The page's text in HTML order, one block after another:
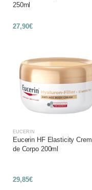
250ml
27,90€
EUCERIN
Eucerin HF Elasticity
de Corpo 200ml
29,85€